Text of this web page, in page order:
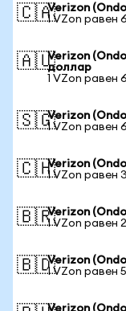
🇨🇦Verizon
1 VZon равен
🇦🇺Verizon
доллар
1 VZon равен
🇸🇬Verizon
1 VZon равен
🇨🇭Verizon
1 VZon равен
🇧🇷Verizon
1 VZon равен
🇧🇩Verizon
1 VZon равен
Verizon